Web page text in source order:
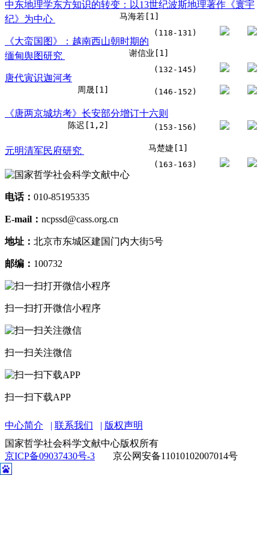
中东地理学东方知识的转变：以13世纪波斯地理著作《寰宇
纪》为中心
马海若[1]
(118-131)
《大蛮国图》：越南西山朝时期的
缅甸舆图研究
谢信业[1]
(132-145)
唐代寅识迦河考
周晟[1] (146-152)
《唐两京城坊考》长安部分增订十六则
陈迟[1,2] (153-156)
元明清军民府研究 马楚婕[1]
(163-163)
电话： 010-85195335
E-mail： ncpssd@cass.org.cn
地址： 北京市东城区建国门内大街5号
邮编： 100732
扫一扫打开微信小程序
扫一扫关注微信
扫一扫下载APP
中心简介 联系我们
版权声明
国家哲学社会科学文献中心版权所有
京ICP备09037430号-3
京公网安备11010102007014号